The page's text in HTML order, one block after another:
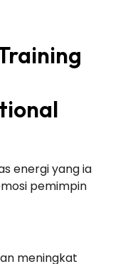
energi yang ia
pemimpin
meningkat